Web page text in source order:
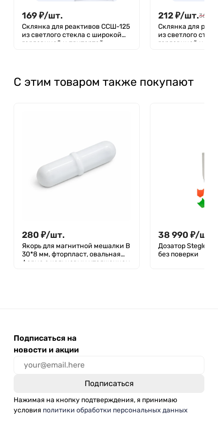
169₽/шт.
Склянка для реактивов ССШ-125
из светлого стекла с широкой
горловиной и притертой
212₽/шт.363
Склянка для
из светлого
горловиной и
С этим товаром также покупают
280 ₽/шт.
Якорь для магнитной мешалки В
30*8 мм, фторпласт, овальная
форма с кольцевым утолщением
38 990 ₽/шт.
Дозатор Stegler
без поверки
Подписаться на
новости и акции
Нажимая на кнопку подтверждения, я принимаю
условия политики обработки персональных данных